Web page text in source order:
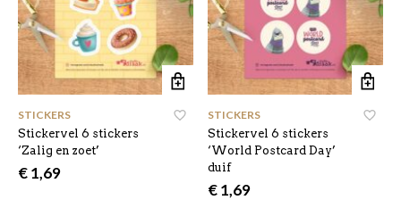
STICKERS
Stickervel 6 stickers
‘Zalig en zoet’
€1,69
STICKERS
Stickervel 6 stickers
‘World Postcard Day’
duif
€1,69